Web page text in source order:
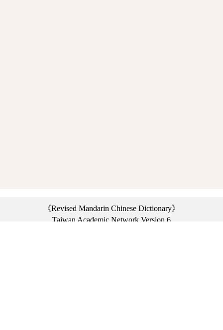
《Revised Mandarin Chinese Dictionary》
Taiwan Academic Network Version 6